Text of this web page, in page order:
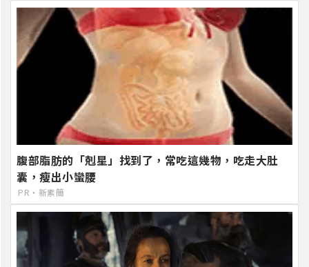
腹部脂肪的「剋星」找到了，常吃這幾物，吃走大肚
囊，瘦出小蠻腰
PR・新素簡